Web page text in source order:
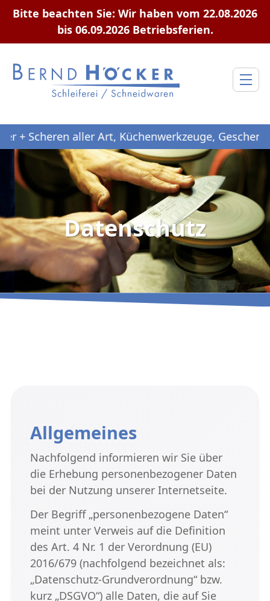
Bitte beachten Sie: Wir haben vom 22.08.2026
bis 06.09.2026 Betriebsferien.
aller Art, Küchenwerkzeuge, Geschenk- und
Datenschutz
Allgemeines
Nachfolgend informieren wir Sie über
die Erhebung personenbezogener Daten
bei der Nutzung unserer Internetseite.
Der Begriff „personenbezogene Daten“
meint unter Verweis auf die Definition
des Art. 4 Nr. 1 der Verordnung (EU)
2016/679 (nachfolgend bezeichnet als:
„Datenschutz-Grundverordnung“ bzw.
kurz „DSGVO“) alle Daten, die auf Sie